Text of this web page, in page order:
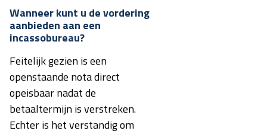
Wanneer kunt u de vordering
aanbieden aan een
incassobureau?
Feitelijk gezien is een
openstaande nota direct
opeisbaar nadat de
betaaltermijn is verstreken.
Echter is het verstandig om